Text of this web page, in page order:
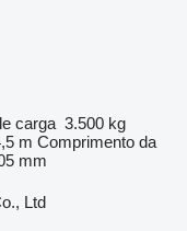
carga 3.500 kg
m Comprimento da
mm
Ltd